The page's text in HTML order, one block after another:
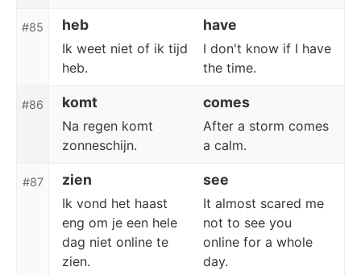
#85 heb have
Ik weet niet of ik tijd
heb.
I don't know if I have
the time.
#86 komt comes
Na regen komt
zonneschijn.
After a storm comes
a calm.
#87 zien see
Ik vond het haast
eng om je een hele
dag niet online te
zien.
It almost scared me
not to see you
online for a whole
day.